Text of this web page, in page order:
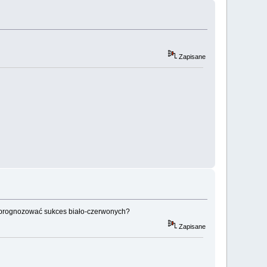
Zapisane
sukces biało-czerwonych?
Zapisane